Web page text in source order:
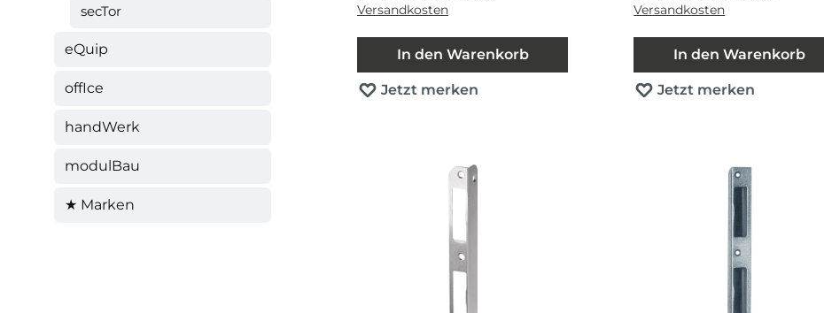
secTor
eQuip
offIce
handWerk
modulBau
★ Marken
Versandkosten
In den Warenkorb
Jetzt merken
Versandkosten
In den Warenkorb
Jetzt merken